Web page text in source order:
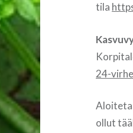
tila
24-
ollut